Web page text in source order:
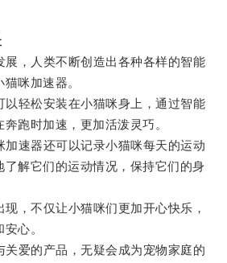
，人类不断创造出各种各样的智能
咪加速器。
轻松安装在小猫咪身上，通过智能
跑时加速，更加活泼灵巧。
速器还可以记录小猫咪每天的运动
解它们的运动情况，保持它们的身
，不仅让小猫咪们更加开心快乐，
心。
爱的产品，无疑会成为宠物家庭的